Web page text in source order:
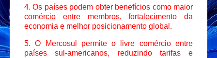
4. Os países podem obter benefícios como maior
comércio entre membros, fortalecimento da
economia e melhor posicionamento global.
5. O Mercosul permite o livre comércio entre
países sul-americanos, reduzindo tarifas e